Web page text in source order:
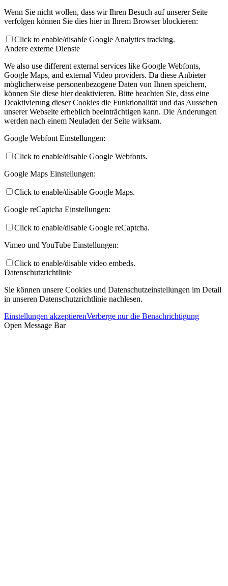
Wenn Sie nicht wollen, dass wir Ihren Besuch auf unserer Seite
verfolgen können Sie dies hier in Ihrem Browser blockieren:
Click to enable/disable Google Analytics tracking.
Andere externe Dienste
We also use different external services like Google Webfonts,
Google Maps, and external Video providers. Da diese Anbieter
möglicherweise personenbezogene Daten von Ihnen speichern,
können Sie diese hier deaktivieren. Bitte beachten Sie, dass eine
Deaktivierung dieser Cookies die Funktionalität und das Aussehen
unserer Webseite erheblich beeinträchtigen kann. Die Änderungen
werden nach einem Neuladen der Seite wirksam.
Google Webfont Einstellungen:
Click to enable/disable Google Webfonts.
Google Maps Einstellungen:
Click to enable/disable Google Maps.
Google reCaptcha Einstellungen:
Click to enable/disable Google reCaptcha.
Vimeo und YouTube Einstellungen:
Click to enable/disable video embeds.
Datenschutzrichtlinie
Sie können unsere Cookies und Datenschutzeinstellungen im Detail
in unseren Datenschutzrichtlinie nachlesen.
Einstellungen akzeptierenVerberge nur die Benachrichtigung
Open Message Bar